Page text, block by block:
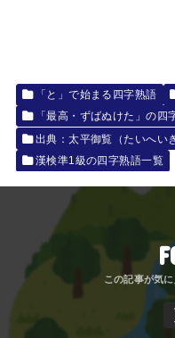
「と」で始まる四字熟語
「最高・ずばぬけた」の四
出典：太平御覧（たいへい
漢検準1級の四字熟語一覧